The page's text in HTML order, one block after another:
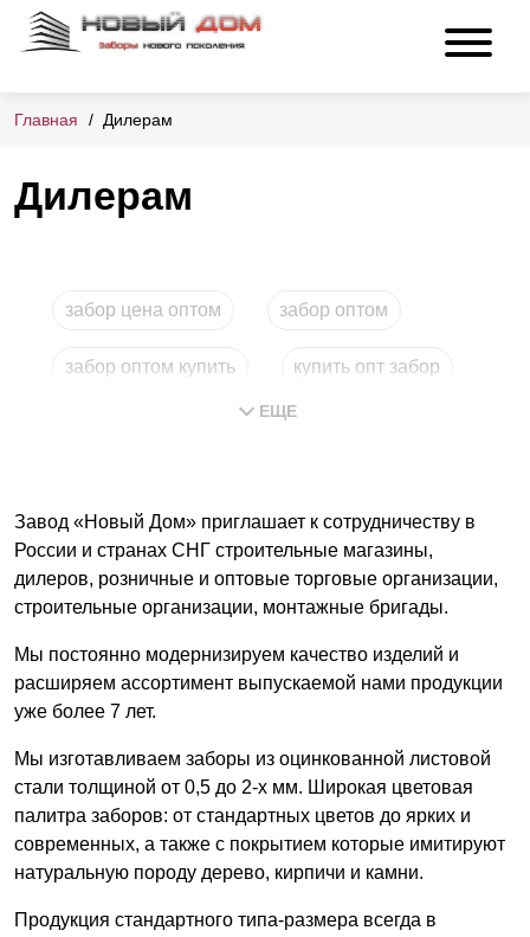
Главная Дилерам
Дилерам
забор цена оптом забор оптом
забор оптом купить купить опт забор
ЕЩЕ
Завод «Новый Дом» приглашает к сотрудничеству в
России и странах СНГ строительные магазины,
дилеров, розничные и оптовые торговые организации,
строительные организации, монтажные бригады.
Мы постоянно модернизируем качество изделий и
расширяем ассортимент выпускаемой нами продукции
уже более 7 лет.
Мы изготавливаем заборы из оцинкованной листовой
стали толщиной от 0,5 до 2-х мм. Широкая цветовая
палитра заборов: от стандартных цветов до ярких и
современных, а также с покрытием которые имитируют
натуральную породу дерево, кирпичи и камни.
Продукция стандартного типа-размера всегда в